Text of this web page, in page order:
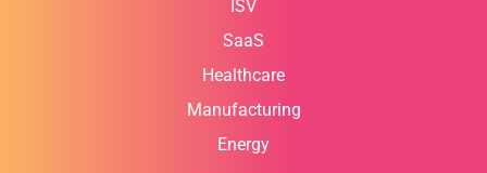
ISV
SaaS
Healthcare
Manufacturing
Energy